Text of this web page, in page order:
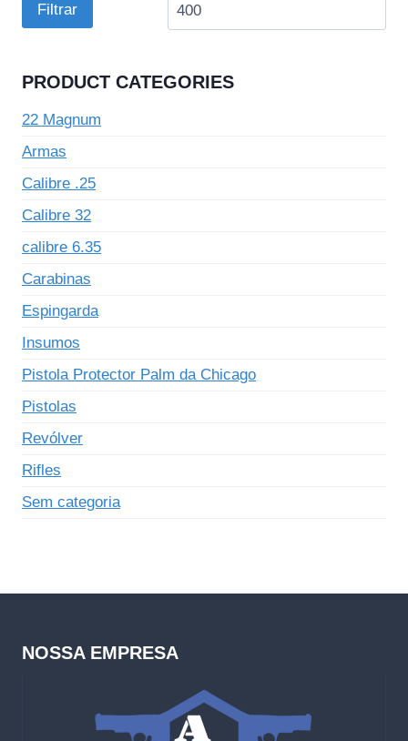
Filtrar
PRODUCT CATEGORIES
22 Magnum
Armas
Calibre .25
Calibre 32
calibre 6.35
Carabinas
Espingarda
Insumos
Pistola Protector Palm da Chicago
Pistolas
Revólver
Rifles
Sem categoria
NOSSA EMPRESA